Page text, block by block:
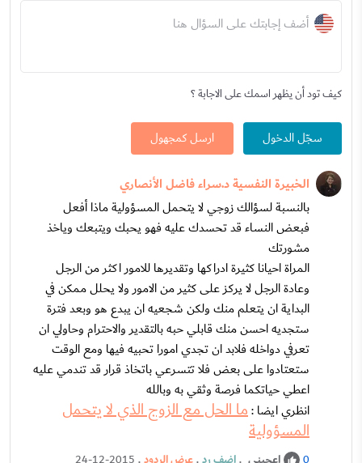
أضف إجابتك على السؤال هنا
كيف تود أن يظهر اسمك على الاجابة ؟
سجّل الدخول ارسل كمجهول
الخبيرة النفسية د.سراء فاضل الأنصاري
بالنسبة لسؤالك زوجي لا يتحمل المسؤولية ماذا أفعل
فبعض النساء قد تحسدك عليه فهو يحبك ويتبعك وياخذ
مشورتك
المراة احيانا كثيرة ادراكها وتقديرها للامور اكثر من الرجل
وعادة الرجل لا يركز على كثير من الامور ولا يحلل ممكن في
البداية ان يتعلم منك ولكن شجعيه ان يبدع هو وبعد فترة
ستجديه احسن منك قابلي حبه بالتقدير والاحترام وحاولي ان
تعرفي دواخله فلابد ان تجدي امورا تحبيه فيها ومع الوقت
ستعتادوا على بعض فلا تتسرعي باتخاذ قرار قد تندمي عليه
اعطي حياتكما فرصة وثقي به وبالله
انظري ايضا :ما الحل مع الزوج الذي لا يتحمل
المسؤولية